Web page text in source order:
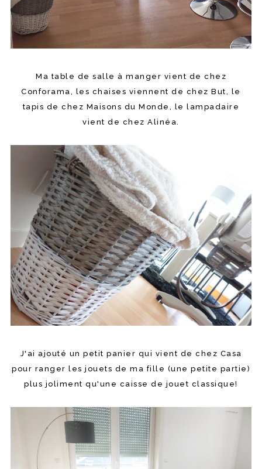
Ma table de salle à manger vient de chez
Conforama, les chaises viennent de chez But, le
tapis de chez Maisons du Monde, le lampadaire
vient de chez Alinéa.
J'ai ajouté un petit panier qui vient de chez Casa
pour ranger les jouets de ma fille (une petite partie)
plus joliment qu'une caisse de jouet classique!